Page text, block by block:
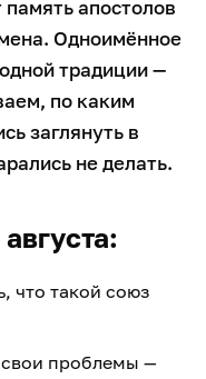
память апостолов
Одноимённое
традиции —
по каким
заглянуть в
не делать.
что такой союз
свои проблемы —